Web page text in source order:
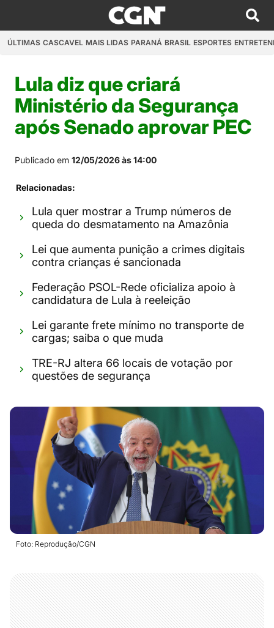
ÚLTIMAS CASCAVEL MAIS LIDAS PARANÁ BRASIL ESPORTES
Lula diz que criará
Ministério da Segurança
após Senado aprovar PEC
Publicado em 12/05/2026 às 14:00
Relacionadas:
Lula quer mostrar a Trump números de
queda do desmatamento na Amazônia
Lei que aumenta punição a crimes digitais
contra crianças é sancionada
Federação PSOL-Rede oficializa apoio à
candidatura de Lula à reeleição
Lei garante frete mínimo no transporte de
cargas; saiba o que muda
TRE-RJ altera 66 locais de votação por
questões de segurança
Foto: Reprodução/CGN